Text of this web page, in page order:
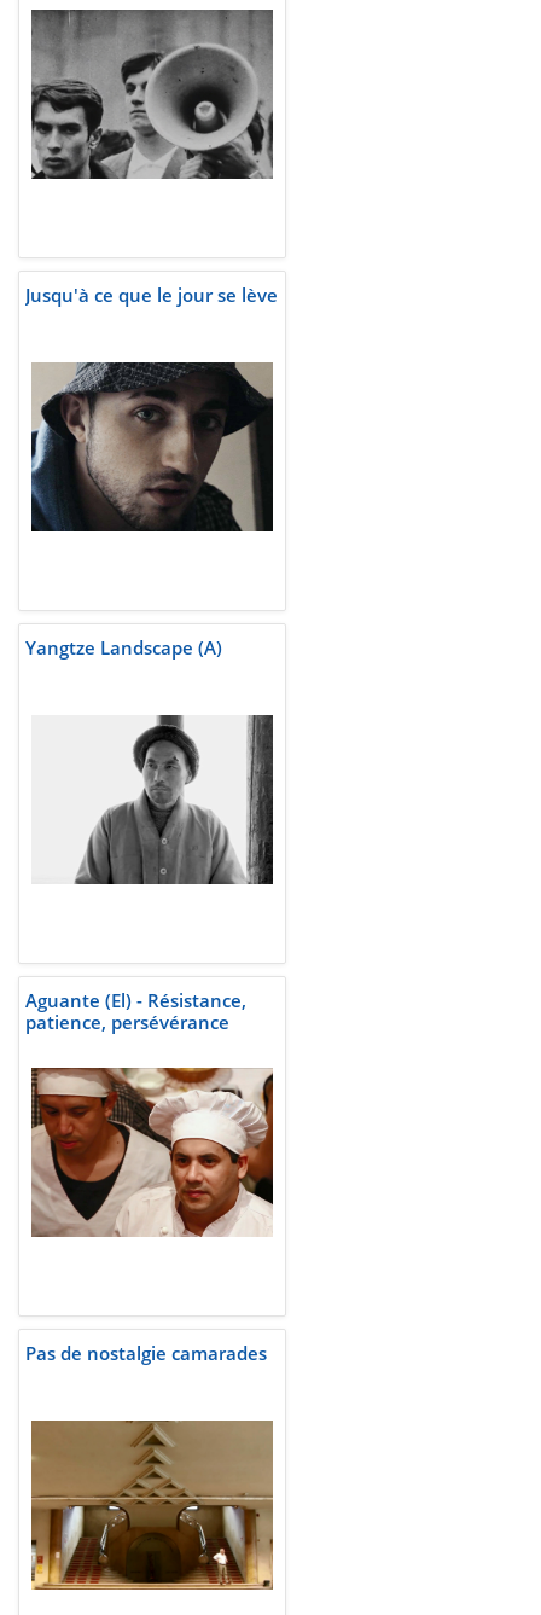
Jusqu'à ce que le jour se lève
Yangtze Landscape (A)
Aguante (El) - Résistance,
patience, persévérance
Pas de nostalgie camarades